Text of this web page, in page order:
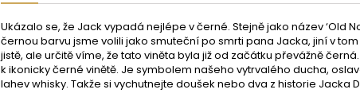
Ukázalo se, že Jack vypadá nejlépe v černé. Stejně jako název ‘Old
černou barvu jsme volili jako smuteční po smrti pana Jacka, jiní v
jistě, ale určitě víme, že tato viněta byla již od začátku převážně
k ikonicky černé vinětě. Je symbolem našeho vytrvalého ducha,
lahev whisky. Takže si vychutnejte doušek nebo dva z historie Jacka